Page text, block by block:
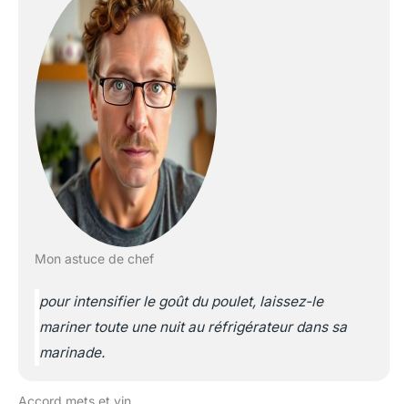
Mon astuce de chef
pour intensifier le goût du poulet, laissez-le
mariner toute une nuit au réfrigérateur dans sa
marinade.